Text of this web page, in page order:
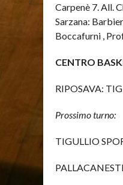
Carpenè 7. All.
Sarzana:
Boccafurni ,
CENTRO
RIPOSAVA:
Prossimo turno:
TIGULLIO